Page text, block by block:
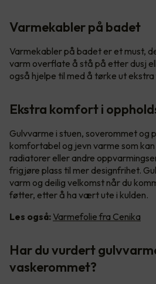
Varmekabler på badet
Varmekabler på badet er et must,
varm overflate å stå på etter dusj
også hjelpe til med å tørke ut
Ekstra komfort i
Gulvvarme i stuen, soverommet og
komfortabel og jevn varme som
radiatorer eller andre
frigjøre plass til mer designfrihet.
varm og deilig velkomst når du
føtter, etter å ha vært ute i kulden.
Les også: Varmefolie fra Cenika
Har du vurdert
vaskerommet?